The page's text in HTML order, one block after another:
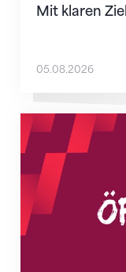
Mit klaren
05.08.2026
Neue